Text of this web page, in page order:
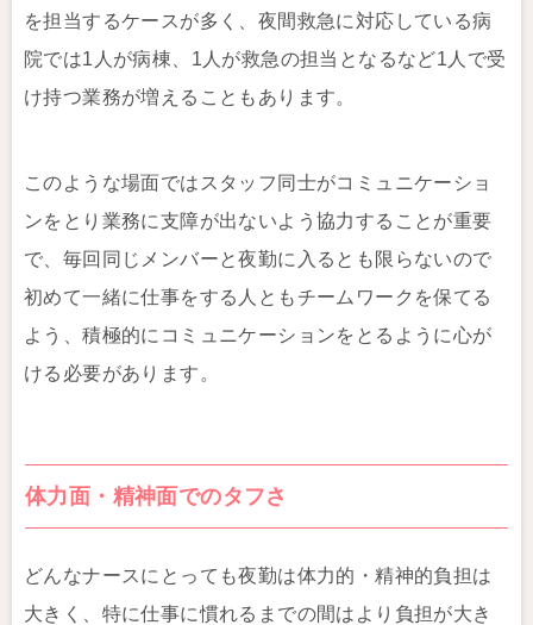
を担当するケースが多く、夜間救急に対応している病
院では1人が病棟、1人が救急の担当となるなど1人で受
け持つ業務が増えることもあります。
このような場面ではスタッフ同士がコミュニケーショ
ンをとり業務に支障が出ないよう協力することが重要
で、毎回同じメンバーと夜勤に入るとも限らないので
初めて一緒に仕事をする人ともチームワークを保てる
よう、積極的にコミュニケーションをとるように心が
ける必要があります。
体力面・精神面でのタフさ
どんなナースにとっても夜勤は体力的・精神的負担は
大きく、特に仕事に慣れるまでの間はより負担が大き